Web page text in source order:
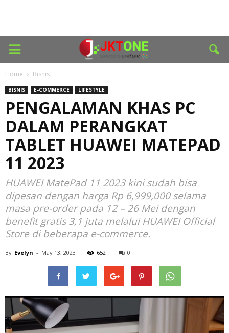
Home Bisnis
BISNIS E-COMMERCE LIFESTYLE
PENGALAMAN KHAS PC
DALAM PERANGKAT
TABLET HUAWEI MATEPAD
11 2023
HUAWEI MatePad 11 2023 kini sudah bisa
dipesan dengan harga Rp 6,999,000 selama
masa pre-order pada 12 – 26 Mei dengan
benefit gratis 3,1 juta melalui HUAWEI Official
Store di beberapa e-commerce.
By Evelyn - May 13, 2023 652 0